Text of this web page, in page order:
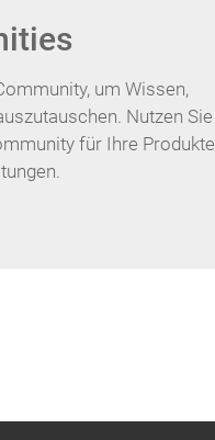
um Wissen,
Nutzen Sie
für Ihre Produkte